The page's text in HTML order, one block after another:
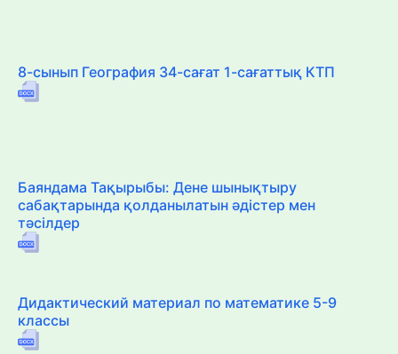
8-сынып География 34-сағат 1-сағаттық КТП
Баяндама Тақырыбы: Дене шынықтыру
сабақтарында қолданылатын әдістер мен
тәсілдер
Дидактический материал по математике 5-9
классы